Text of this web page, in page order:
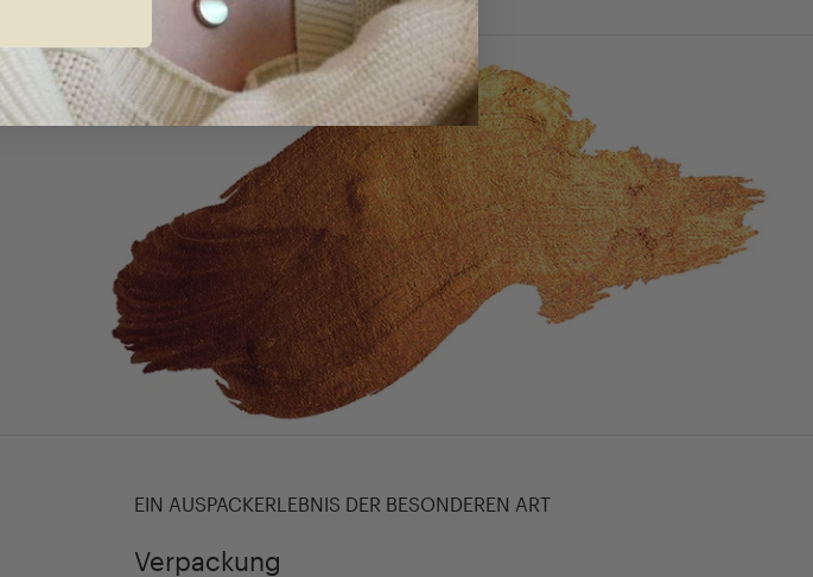
EIN AUSPACKERLEBNIS DER BESONDEREN ART
Verpackung